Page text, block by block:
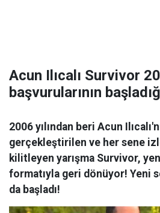
Acun Ilıcalı Survivor
başvurularının
2006 yılından beri Acun
gerçekleştirilen ve her sene
kilitleyen yarışma Survivor,
formatıyla geri dönüyor! Yeni
da başladı!